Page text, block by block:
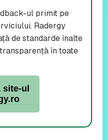
ul primit pe
Radergy
de standarde înalte
în toate
site-ul